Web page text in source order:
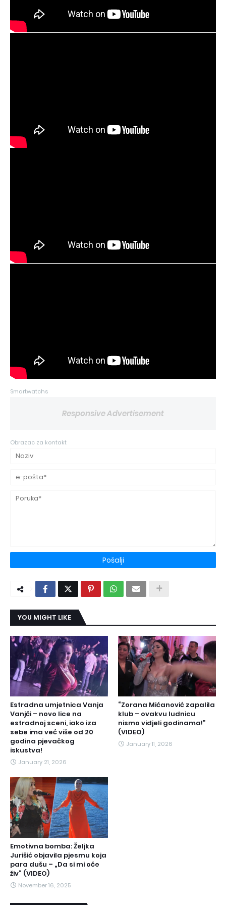
Smartwatchs
Responsive Advertisement
Obrazac za kontakt
YOU MIGHT LIKE
Estradna umjetnica Vanja
Vanjči – novo lice na
estradnoj sceni, iako iza
sebe ima već više od 20
godina pjevačkog
iskustva!
January 21, 2026
“Zorana Mićanović zapalila
klub – ovakvu ludnicu
nismo vidjeli godinama!”
(VIDEO)
January 11, 2026
Emotivna bomba: Željka
Jurišić objavila pjesmu koja
para dušu – „Da si mi oče
živ“ (VIDEO)
November 16, 2025